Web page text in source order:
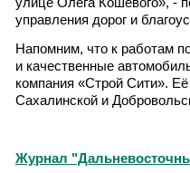
управления дорог и
Напомним, что к работам
и качественные
компания «Строй Сити».
Сахалинской и
Журнал